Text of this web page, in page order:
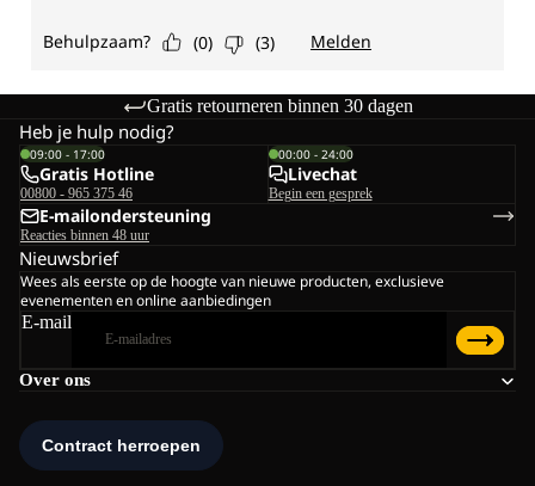
Gratis retourneren binnen 30 dagen
Over ons
Heb je hulp nodig?
09:00 - 17:00
Gratis Hotline
00800 - 965 375 46
00:00 - 24:00
Livechat
Begin een gesprek
E-mailondersteuning
Reacties binnen 48 uur
Nieuwsbrief
Wees als eerste op de hoogte van nieuwe producten, exclusieve
evenementen en online aanbiedingen
E-mail